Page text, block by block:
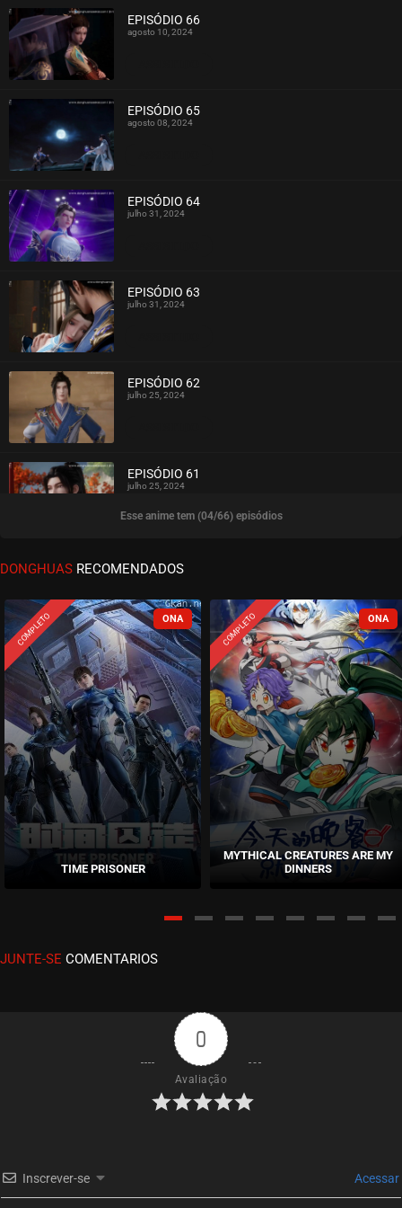
EPISÓDIO 66
agosto 10, 2024
EPISÓDIO 65
agosto 08, 2024
EPISÓDIO 64
julho 31, 2024
EPISÓDIO 63
julho 31, 2024
EPISÓDIO 62
julho 25, 2024
ASSISTIDO
EPISÓDIO 61
julho 25, 2024
ASSISTIDO
EPISÓDIO 60
ASSISTIDO
EPISÓDIO 59
julho 17, 2024
ASSISTIDO
EPISÓDIO 58
julho 11, 2024
EPISÓDIO 57
julho 11, 2024
ASSISTIDO
EPISÓDIO 55
julho 04, 2024
EPISÓDIO 54
EPISÓDIO 53
Esse anime tem (04/66) episódios
DONGHUAS RECOMENDADOS
COMPLETO
TIME PRISONER
COMPLETO
MYTHICAL CREATURES ARE MY
DINNERS
JUNTE-SE COMENTARIOS
0
Avaliação
Inscrever-se Acessar